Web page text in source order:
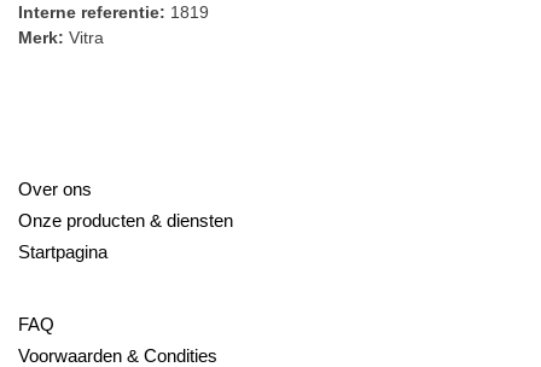
Interne referentie:1819
Merk:Vitra
Over ons
Onze producten & diensten
Startpagina
FAQ
Voorwaarden & Condities